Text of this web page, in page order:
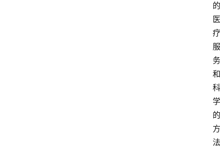
的
医
疗
服
务
和
科
学
的
方
法